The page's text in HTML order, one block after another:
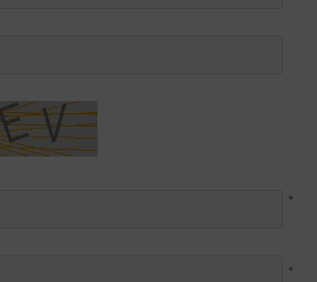
*
*